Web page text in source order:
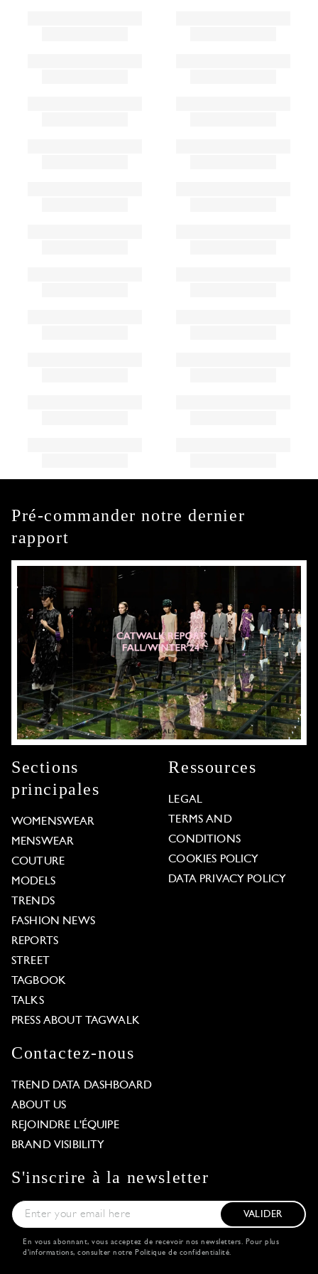
Pré-commander notre dernier
rapport
Sections
principales
WOMENSWEAR
MENSWEAR
COUTURE
MODELS
TRENDS
FASHION NEWS
REPORTS
STREET
TAGBOOK
TALKS
PRESS ABOUT TAGWALK
Ressources
LEGAL
TERMS AND
CONDITIONS
COOKIES POLICY
DATA PRIVACY POLICY
Contactez-nous
TREND DATA DASHBOARD
ABOUT US
REJOINDRE L'ÉQUIPE
BRAND VISIBILITY
S'inscrire à la newsletter
VALIDER
En vous abonnant, vous acceptez de recevoir nos newsletters. Pour plus
d'informations, consulter notre Politique de confidentialité.